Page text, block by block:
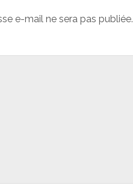
e-mail ne sera pas publiée.